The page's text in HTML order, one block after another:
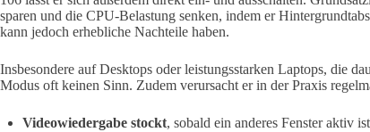
sparen und die CPU-Belastung senken, indem er
kann jedoch erhebliche Nachteile haben.
Insbesondere auf Desktops oder leistungsstarken Laptops, die
Modus oft keinen Sinn. Zudem verursacht er in der Praxis
Videowiedergabe stockt, sobald ein anderes Fenster aktiv ist